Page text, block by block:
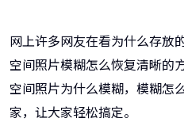
网上许多网友在看为什么存放
空间照片模糊怎么恢复清晰的
空间照片为什么模糊，模糊怎
家，让大家轻松搞定。